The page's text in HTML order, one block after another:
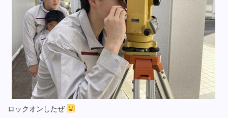
ロックオンしたぜ